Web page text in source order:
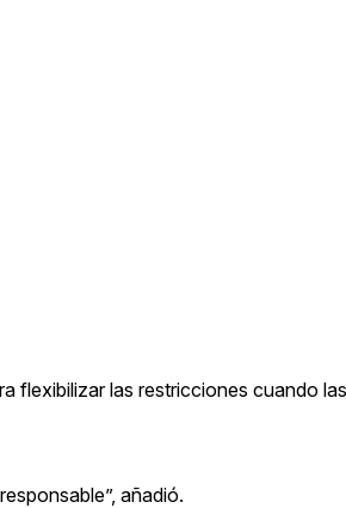
flexibilizar las restricciones cuando
añadió.